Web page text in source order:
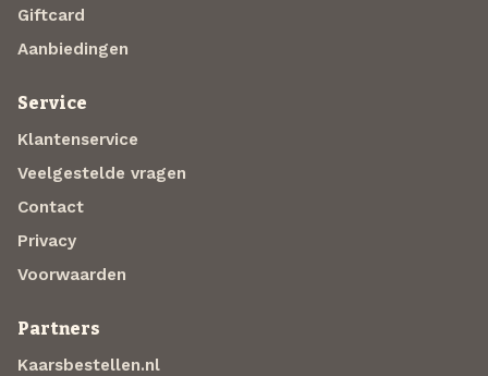
Giftcard
Aanbiedingen
Service
Klantenservice
Veelgestelde vragen
Contact
Privacy
Voorwaarden
Partners
Kaarsbestellen.nl